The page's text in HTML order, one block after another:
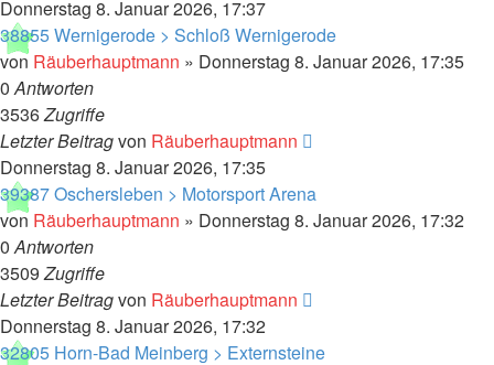
Donnerstag 8. Januar 2026, 17:37
38855 Wernigerode > Schloß Wernigerode
von Räuberhauptmann » Donnerstag 8. Januar 2026, 17:35
0Antworten
3536Zugriffe
Letzter Beitragvon Räuberhauptmann
Donnerstag 8. Januar 2026, 17:35
39387 Oschersleben > Motorsport Arena
von Räuberhauptmann » Donnerstag 8. Januar 2026, 17:32
0Antworten
3509Zugriffe
Letzter Beitragvon Räuberhauptmann
Donnerstag 8. Januar 2026, 17:32
32805 Horn-Bad Meinberg > Externsteine